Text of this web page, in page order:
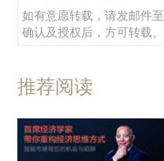
如有意愿转载，请发邮件至
确认及授权后，方可转载。
推荐阅读